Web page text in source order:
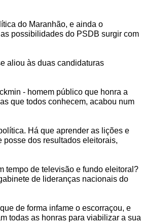
do Maranhão, e ainda o
possibilidades do PSDB surgir com
aliou às duas candidaturas
- homem público que honra a
que todos conhecem, acabou num
Há que aprender as lições e
posse dos resultados eleitorais,
tempo de televisão e fundo eleitoral?
de lideranças nacionais do
de forma infame o escorraçou, e
todas as honras para viabilizar a sua